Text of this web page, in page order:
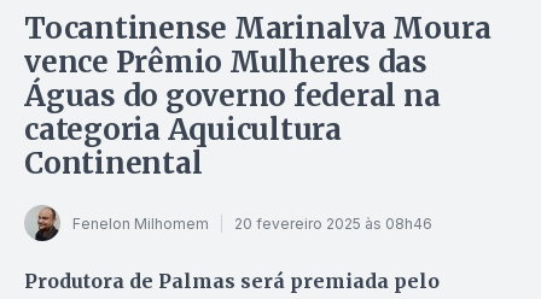
Tocantinense Marinalva Moura
vence Prêmio Mulheres das
Águas do governo federal na
categoria Aquicultura
Continental
Fenelon Milhomem 20 fevereiro 2025 às 08h46
Produtora de Palmas será premiada pelo